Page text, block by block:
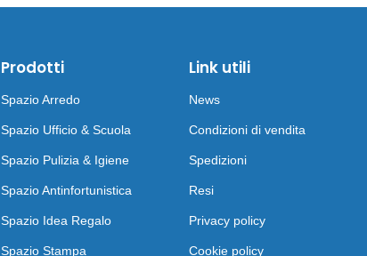
Prodotti
Spazio Arredo
Spazio Ufficio & Scuola
Spazio Pulizia & Igiene
Spazio Antinfortunistica
Spazio Idea Regalo
Spazio Stampa
Link utili
News
Condizioni di vendita
Spedizioni
Resi
Privacy policy
Cookie policy